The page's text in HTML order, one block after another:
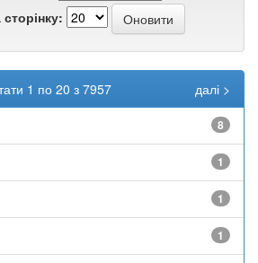
1 по 20 з 7957 далі >
8
1
1
1